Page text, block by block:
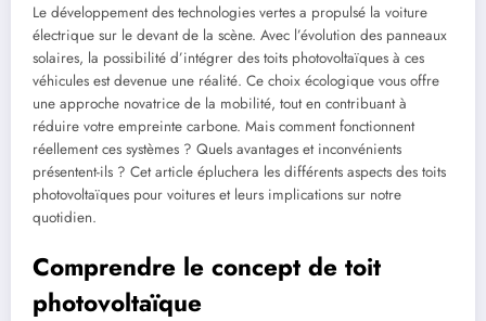
Le développement des technologies vertes a propulsé la voiture
électrique sur le devant de la scène. Avec l’évolution des panneaux
solaires, la possibilité d’intégrer des toits photovoltaïques à ces
véhicules est devenue une réalité. Ce choix écologique vous offre
une approche novatrice de la mobilité, tout en contribuant à
réduire votre empreinte carbone. Mais comment fonctionnent
réellement ces systèmes ? Quels avantages et inconvénients
présentent-ils ? Cet article épluchera les différents aspects des toits
photovoltaïques pour voitures et leurs implications sur notre
quotidien.
Comprendre le concept de toit
photovoltaïque